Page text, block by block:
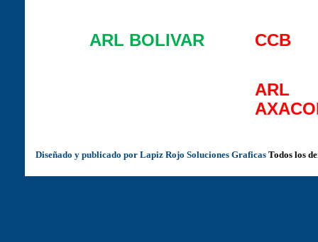
ARL BOLIVAR CCB
ARL
Diseñado y publicado por Lapiz Rojo Soluciones Graficas Todos los